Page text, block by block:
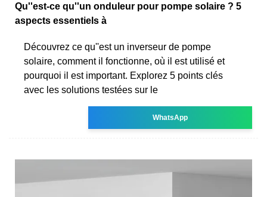
Qu''est-ce qu''un onduleur pour pompe solaire ? 5
aspects essentiels à
Découvrez ce qu''est un inverseur de pompe
solaire, comment il fonctionne, où il est utilisé et
pourquoi il est important. Explorez 5 points clés
avec les solutions testées sur le
WhatsApp